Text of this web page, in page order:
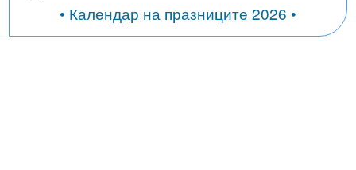
• Календар на празниците 2026 •